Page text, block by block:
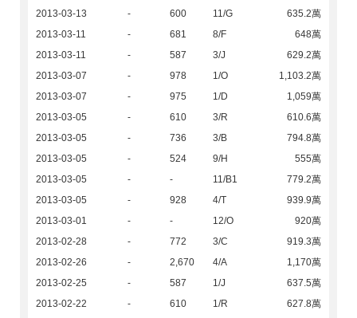
2013-03-13
- 600 11/G
635.2萬
2013-03-11
- 681 8/F
648萬
2013-03-11
- 587 3/J
629.2萬
2013-03-07
- 978 1/O
1,103.2萬
2013-03-07
- 975 1/D
1,059萬
2013-03-05
- 610 3/R
610.6萬
2013-03-05
- 736 3/B
794.8萬
2013-03-05
- 524 9/H
555萬
2013-03-05
- - 11/B1
779.2萬
2013-03-05
- 928 4/T
939.9萬
2013-03-01
- - 12/O
920萬
2013-02-28
- 772 3/C
919.3萬
2013-02-26
- 2,670 4/A
1,170萬
2013-02-25
- 587 1/J
637.5萬
2013-02-22
- 610 1/R
627.8萬